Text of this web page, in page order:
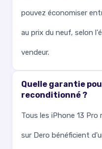
pouvez économiser
au prix du neuf, selon
vendeur.
Quelle garantie
reconditionné ?
Tous les iPhone 13
sur Dero bénéficient